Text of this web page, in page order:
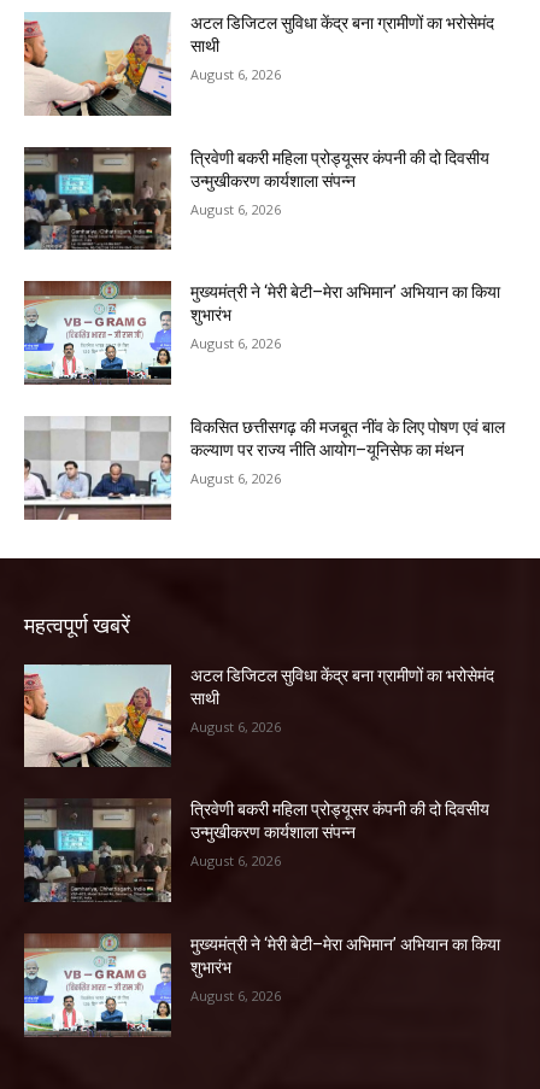
अटल डिजिटल सुविधा केंद्र बना ग्रामीणों का भरोसेमंद
साथी
August 6, 2026
त्रिवेणी बकरी महिला प्रोड्यूसर कंपनी की दो दिवसीय
उन्मुखीकरण कार्यशाला संपन्न
August 6, 2026
मुख्यमंत्री ने ‘मेरी बेटी–मेरा अभिमान’ अभियान का किया
शुभारंभ
August 6, 2026
विकसित छत्तीसगढ़ की मजबूत नींव के लिए पोषण एवं बाल
कल्याण पर राज्य नीति आयोग–यूनिसेफ का मंथन
August 6, 2026
महत्वपूर्ण खबरें
अटल डिजिटल सुविधा केंद्र बना ग्रामीणों का भरोसेमंद
साथी
August 6, 2026
त्रिवेणी बकरी महिला प्रोड्यूसर कंपनी की दो दिवसीय
उन्मुखीकरण कार्यशाला संपन्न
August 6, 2026
मुख्यमंत्री ने ‘मेरी बेटी–मेरा अभिमान’ अभियान का किया
शुभारंभ
August 6, 2026